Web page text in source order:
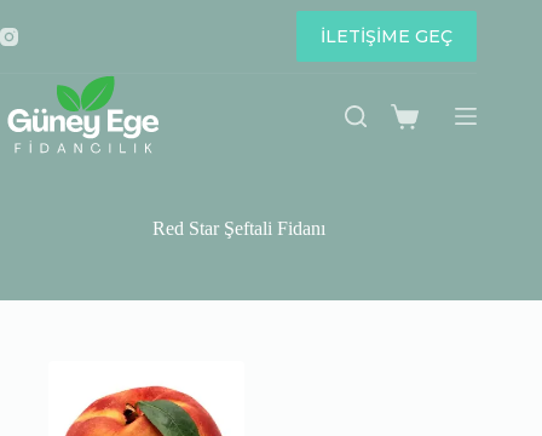
to
content
İLETİŞİME GEÇ
Shopping
Red Star Şeftali Fidanı